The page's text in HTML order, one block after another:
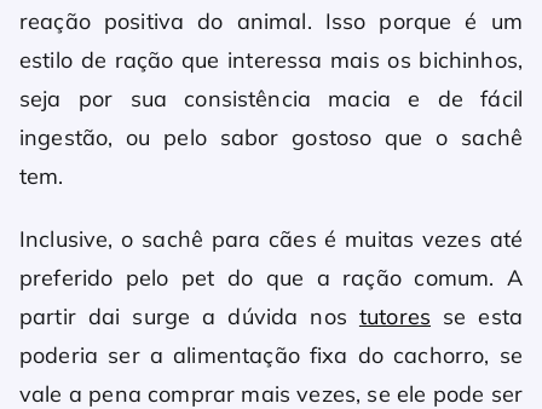
reação positiva do animal. Isso porque é um
estilo de ração que interessa mais os bichinhos,
seja por sua consistência macia e de fácil
ingestão, ou pelo sabor gostoso que o sachê
tem.
Inclusive, o sachê para cães é muitas vezes até
preferido pelo pet do que a ração comum. A
partir dai surge a dúvida nos tutores se esta
poderia ser a alimentação fixa do cachorro, se
vale a pena comprar mais vezes, se ele pode ser